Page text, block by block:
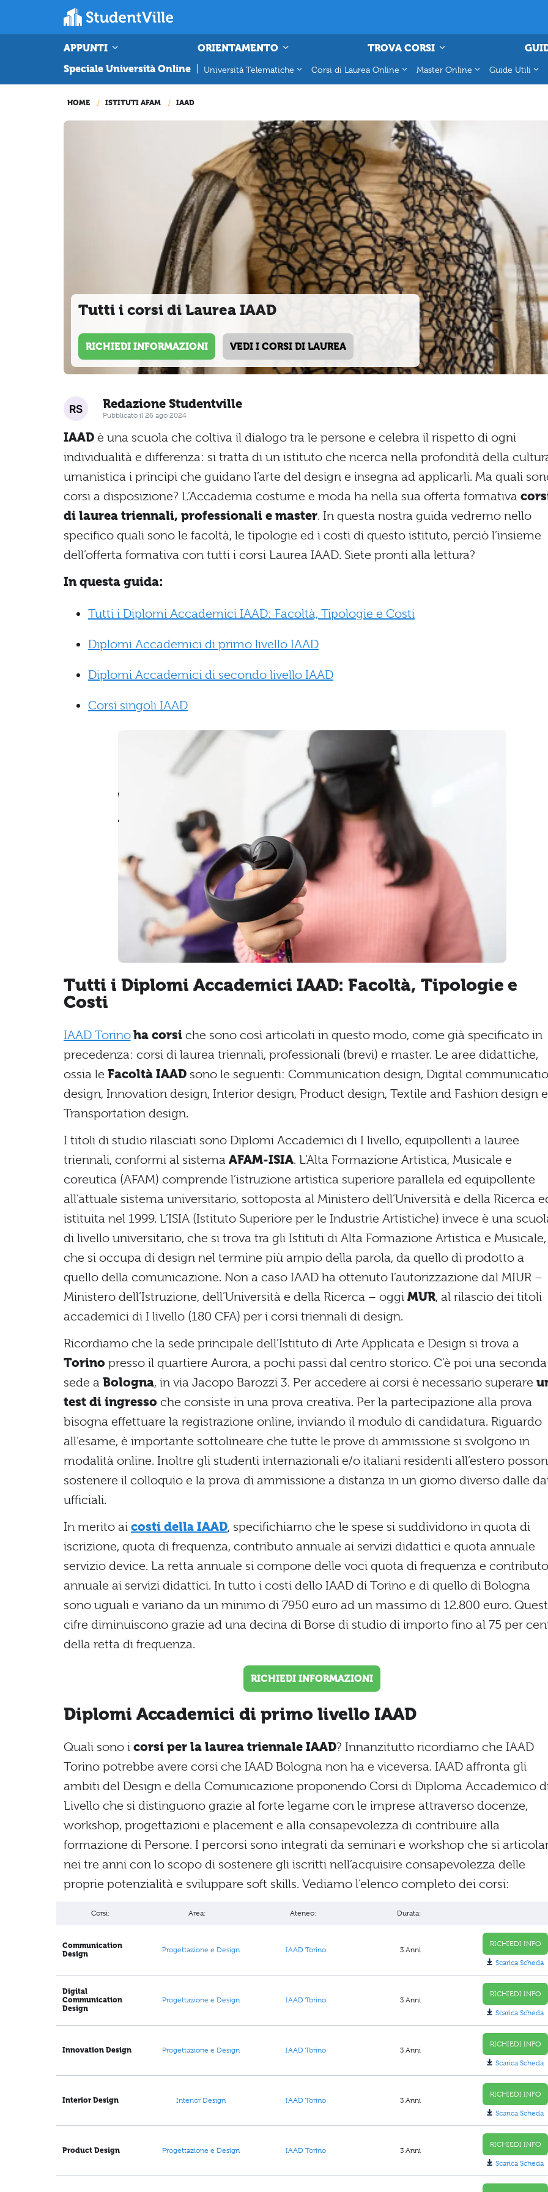
APPUNTI ORIENTAMENTO TROVA CORSI
Speciale Università Online
Università Telematiche Corsi di Laurea Online Master Online Guide Utili
HOME ISTITUTI AFAM IAAD
Tutti i corsi di Laurea IAAD
RICHIEDI INFORMAZIONI VEDI I CORSI DI LAUREA
Redazione Studentville
Pubblicato il 26 ago 2024
IAAD è una scuola che coltiva il dialogo tra le persone e celebra il rispetto di ogni
individualità e differenza: si tratta di un istituto che ricerca nella profondità della
umanistica i principi che guidano l’arte del design e insegna ad applicarli. Ma quali
corsi a disposizione? L’Accademia costume e moda ha nella sua offerta formativa
di laurea triennali, professionali e master. In questa nostra guida vedremo nello
specifico quali sono le facoltà, le tipologie ed i costi di questo istituto, perciò l’insieme
dell’offerta formativa con tutti i corsi Laurea IAAD. Siete pronti alla lettura?
In questa guida:
Tutti i Diplomi Accademici IAAD: Facoltà, Tipologie e Costi
Diplomi Accademici di primo livello IAAD
Diplomi Accademici di secondo livello IAAD
Corsi singoli IAAD
Tutti i Diplomi Accademici IAAD: Facoltà, Tipologie e
Costi
IAAD Torinoha corsi che sono così articolati in questo modo, come già specificato in
precedenza: corsi di laurea triennali, professionali (brevi) e master. Le aree didattiche,
ossia le Facoltà IAAD sono le seguenti: Communication design, Digital
design, Innovation design, Interior design, Product design, Textile and Fashion design e
Transportation design.
I titoli di studio rilasciati sono Diplomi Accademici di I livello, equipollenti a lauree
triennali, conformi al sistema AFAM-ISIA. L’Alta Formazione Artistica, Musicale e
coreutica (AFAM) comprende l’istruzione artistica superiore parallela ed equipollente
all’attuale sistema universitario, sottoposta al Ministero dell’Università e della Ricerca
istituita nel 1999. L’ISIA (Istituto Superiore per le Industrie Artistiche) invece è una
di livello universitario, che si trova tra gli Istituti di Alta Formazione Artistica e Musicale,
che si occupa di design nel termine più ampio della parola, da quello di prodotto a
quello della comunicazione. Non a caso IAAD ha ottenuto l’autorizzazione dal MIUR –
Ministero dell’Istruzione, dell’Università e della Ricerca – oggi MUR, al rilascio dei titoli
accademici di I livello (180 CFA) per i corsi triennali di design.
Ricordiamo che la sede principale dell’Istituto di Arte Applicata e Design si trova a
Torino presso il quartiere Aurora, a pochi passi dal centro storico. C’è poi una seconda
sede a Bologna, in via Jacopo Barozzi 3. Per accedere ai corsi è necessario superare
test di ingresso che consiste in una prova creativa. Per la partecipazione alla prova
bisogna effettuare la registrazione online, inviando il modulo di candidatura. Riguardo
all’esame, è importante sottolineare che tutte le prove di ammissione si svolgono in
modalità online. Inoltre gli studenti internazionali e/o italiani residenti all’estero
sostenere il colloquio e la prova di ammissione a distanza in un giorno diverso dalle
ufficiali.
In merito ai costi della IAAD, specifichiamo che le spese si suddividono in quota di
iscrizione, quota di frequenza, contributo annuale ai servizi didattici e quota annuale
servizio device. La retta annuale si compone delle voci quota di frequenza e contributo
annuale ai servizi didattici. In tutto i costi dello IAAD di Torino e di quello di Bologna
sono uguali e variano da un minimo di 7950 euro ad un massimo di 12.800 euro.
cifre diminuiscono grazie ad una decina di Borse di studio di importo fino al 75 per
della retta di frequenza.
RICHIEDI INFORMAZIONI
Diplomi Accademici di primo livello IAAD
Quali sono i corsi per la laurea triennale IAAD? Innanzitutto ricordiamo che IAAD
Torino potrebbe avere corsi che IAAD Bologna non ha e viceversa. IAAD affronta gli
ambiti del Design e della Comunicazione proponendo Corsi di Diploma Accademico
Livello che si distinguono grazie al forte legame con le imprese attraverso docenze,
workshop, progettazioni e placement e alla consapevolezza di contribuire alla
formazione di Persone. I percorsi sono integrati da seminari e workshop che si
nei tre anni con lo scopo di sostenere gli iscritti nell’acquisire consapevolezza delle
proprie potenzialità e sviluppare soft skills. Vediamo l’elenco completo dei corsi:
Corsi: Area: Ateneo: Durata:
Communication
Design
Progettazione e Design IAAD Torino 3 Anni
RICHIEDI INFO
Scarica Scheda
Digital
Communication
Design
Progettazione e Design IAAD Torino 3 Anni
RICHIEDI INFO
Scarica Scheda
Innovation Design Progettazione e Design IAAD Torino 3 Anni
RICHIEDI INFO
Scarica Scheda
Interior Design Interior Design IAAD Torino 3 Anni
RICHIEDI INFO
Scarica Scheda
Product Design Progettazione e Design IAAD Torino 3 Anni
RICHIEDI INFO
Scarica Scheda